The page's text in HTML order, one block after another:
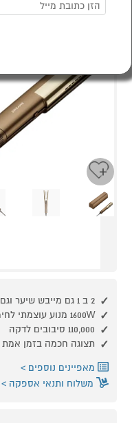
2 ב 1 גם מייבש שיער וגם מחליק
1600W מנוע עוצמתי לחימום מהיר
110,000 סיבובים לדקה
תצוגה חכמה בזמן אמת
מאפיינים נוספים
משלוח ותנאי אספקה